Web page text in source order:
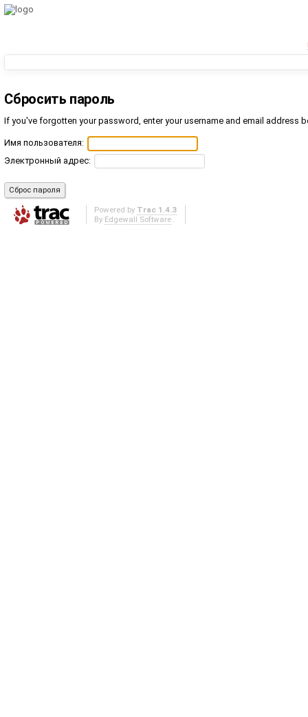
Сбросить пароль
If you've forgotten your password, enter your username and email address
Имя пользователя:
Электронный адрес:
Powered by Trac 1.4.3
By Edgewall Software .